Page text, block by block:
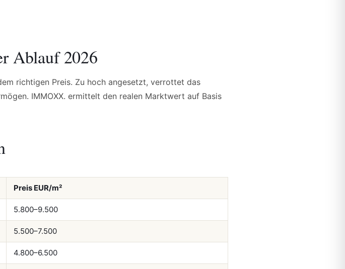
Ablauf 2026
richtigen Preis. Zu hoch angesetzt, verrottet das
IMMOXX. ermittelt den realen Marktwert auf Basis
Preis EUR/m²
5.800–9.500
5.500–7.500
4.800–6.500